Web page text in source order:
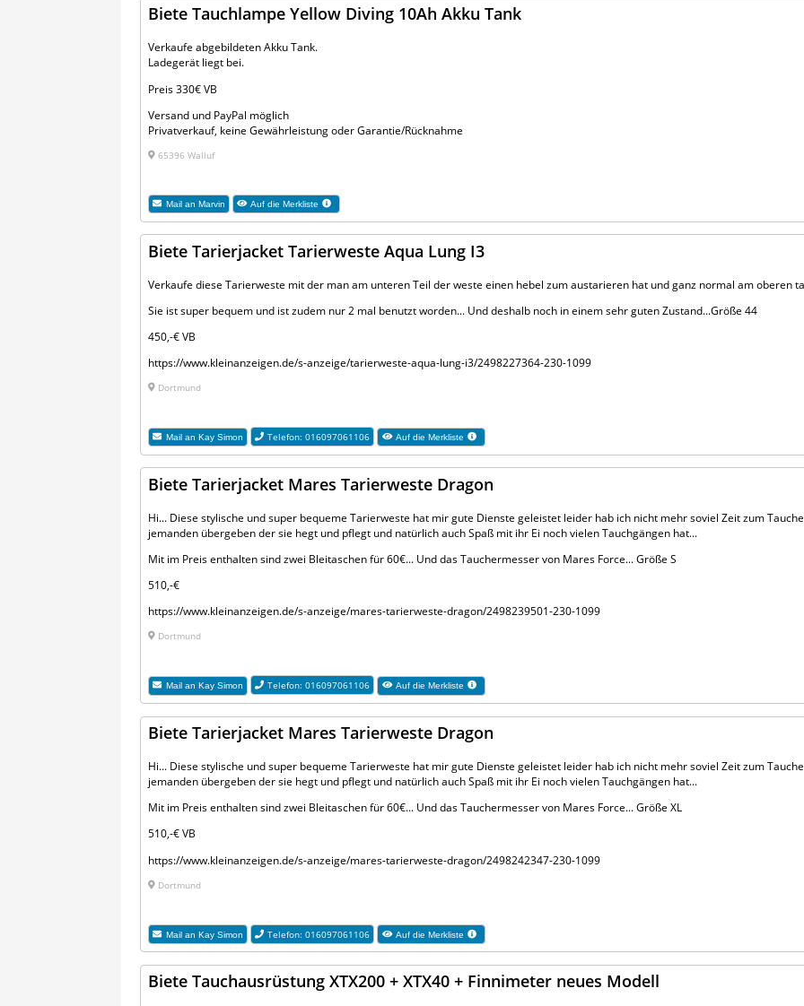
Biete Tauchlampe Yellow Diving 10Ah Akku Tank
Verkaufe abgebildeten Akku Tank.
Ladegerät liegt bei.
Preis 330€ VB
Versand und PayPal möglich
Privatverkauf, keine Gewährleistung oder Garantie/Rücknahme
65396 Walluf
Mail an Marvin Auf die Merkliste
Biete Tarierjacket Tarierweste Aqua Lung I3
Verkaufe diese Tarierweste mit der man am unteren Teil der weste einen hebel zum austarieren hat und ganz normal am oberen
Sie ist super bequem und ist zudem nur 2 mal benutzt worden... Und deshalb noch in einem sehr guten Zustand...Größe 44
450,-€ VB
https://www.kleinanzeigen.de/s-anzeige/tarierweste-aqua-lung-i3/2498227364-230-1099
Dortmund
Mail an Kay Simon Telefon: 016097061106 Auf die Merkliste
Biete Tarierjacket Mares Tarierweste Dragon
Hi... Diese stylische und super bequeme Tarierweste hat mir gute Dienste geleistet leider hab ich nicht mehr soviel Zeit zum
jemanden übergeben der sie hegt und pflegt und natürlich auch Spaß mit ihr Ei noch vielen Tauchgängen hat...
Mit im Preis enthalten sind zwei Bleitaschen für 60€... Und das Tauchermesser von Mares Force... Größe S
510,-€
https://www.kleinanzeigen.de/s-anzeige/mares-tarierweste-dragon/2498239501-230-1099
Dortmund
Mail an Kay Simon Telefon: 016097061106 Auf die Merkliste
Biete Tarierjacket Mares Tarierweste Dragon
Hi... Diese stylische und super bequeme Tarierweste hat mir gute Dienste geleistet leider hab ich nicht mehr soviel Zeit zum
jemanden übergeben der sie hegt und pflegt und natürlich auch Spaß mit ihr Ei noch vielen Tauchgängen hat...
Mit im Preis enthalten sind zwei Bleitaschen für 60€... Und das Tauchermesser von Mares Force... Größe XL
510,-€ VB
https://www.kleinanzeigen.de/s-anzeige/mares-tarierweste-dragon/2498242347-230-1099
Dortmund
Mail an Kay Simon Telefon: 016097061106 Auf die Merkliste
Biete Tauchausrüstung XTX200 + XTX40 + Finnimeter neues Modell